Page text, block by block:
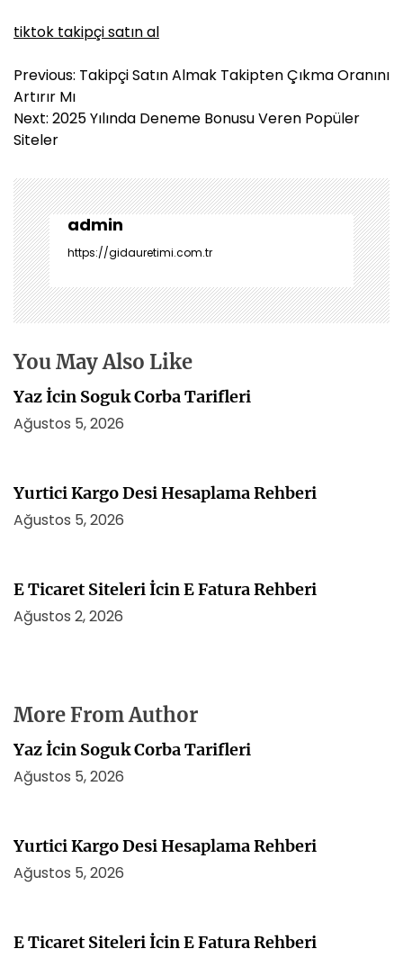
tiktok takipçi satın al
Y
a
z
ı
e
z
i
n
m
e
s
Previous: Takipçi Satın Almak Takipten Çıkma Oranını
Artırır Mı
Next: 2025 Yılında Deneme Bonusu Veren Popüler
Siteler
admin
https://gidauretimi.com.tr
You May Also Like
Yaz İcin Soguk Corba Tarifleri
Ağustos 5, 2026
Yurtici Kargo Desi Hesaplama Rehberi
Ağustos 5, 2026
E Ticaret Siteleri İcin E Fatura Rehberi
Ağustos 2, 2026
More From Author
Yaz İcin Soguk Corba Tarifleri
Ağustos 5, 2026
Yurtici Kargo Desi Hesaplama Rehberi
Ağustos 5, 2026
E Ticaret Siteleri İcin E Fatura Rehberi